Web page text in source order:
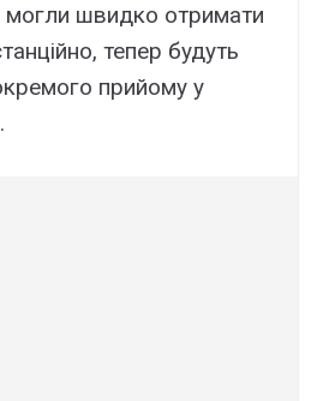
могли швидко отримати
тепер будуть
прийому у